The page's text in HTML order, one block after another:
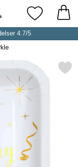
AB Mine
4.7/5
Happy